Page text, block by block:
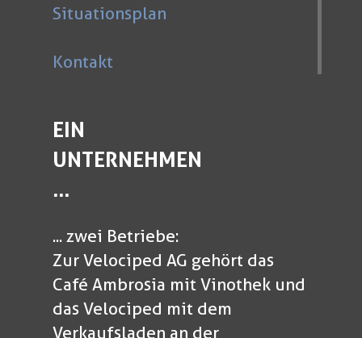
Situationsplan
Kontakt
EIN
UNTERNEHMEN
...
... zwei Betriebe:
Zur Velociped AG gehört das
Café Ambrosia mit Vinothek und
das Velociped mit dem
Verkaufsladen an der